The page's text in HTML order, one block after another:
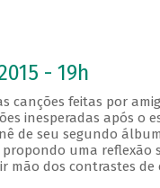
- 19h
canções feitas por
inesperadas após o
de seu segundo
uma reflexão
mão dos contrastes de